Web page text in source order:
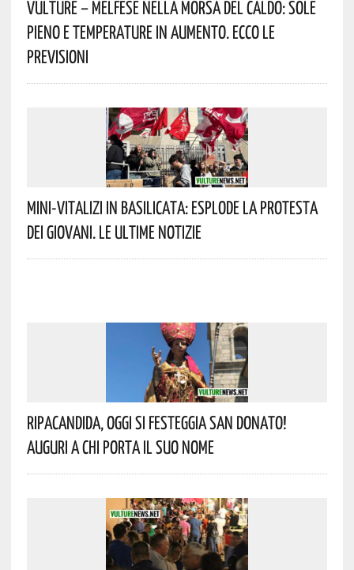
Vulture – Melfese Nella Morsa Del Caldo: Sole
Pieno E Temperature In Aumento. Ecco Le
Previsioni
Mini-Vitalizi In Basilicata: Esplode La Protesta
Dei Giovani. Le Ultime Notizie
Ripacandida, Oggi Si Festeggia San Donato!
Auguri A Chi Porta Il Suo Nome